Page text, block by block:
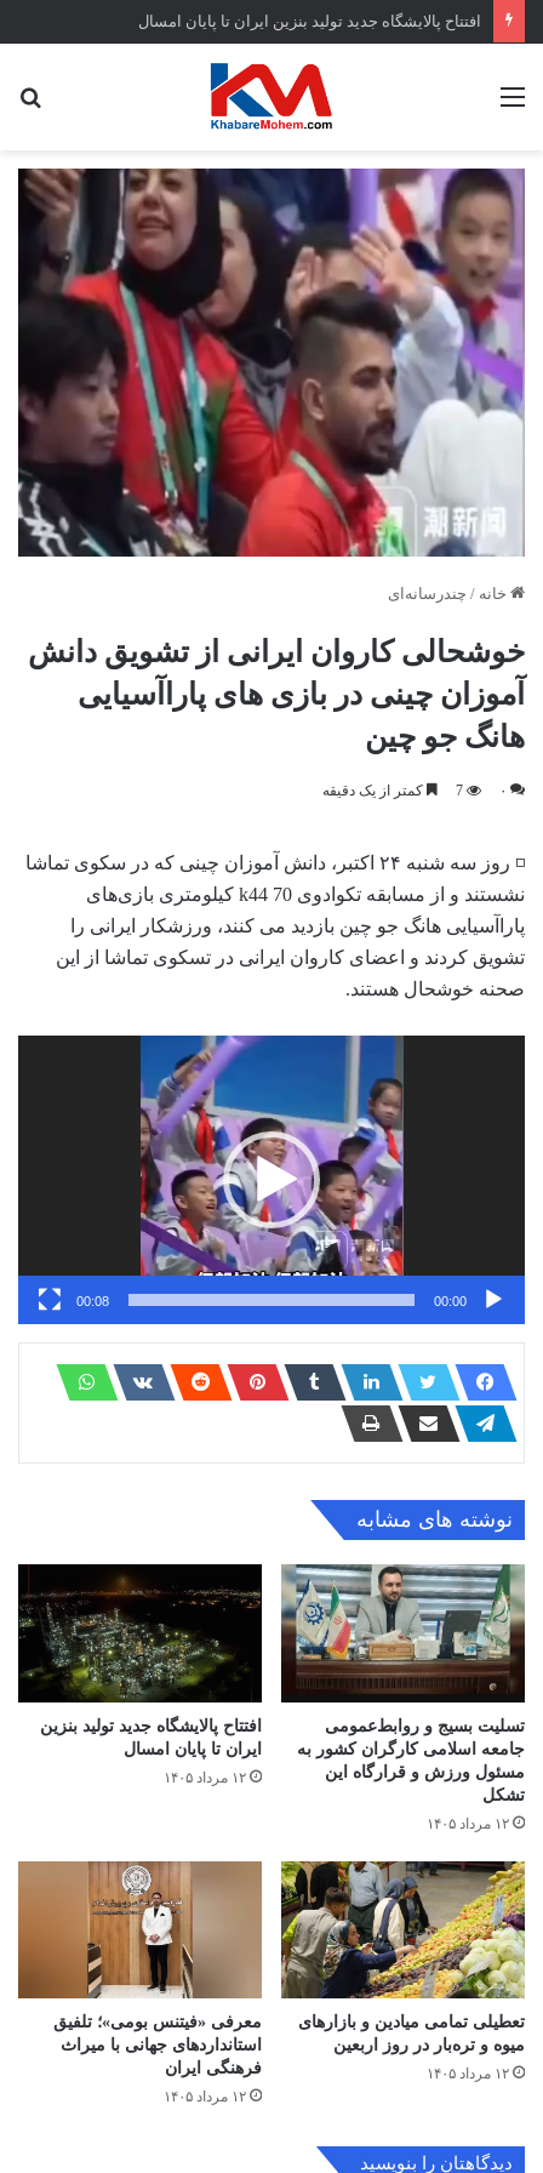
افتتاح ‌پالایشگاه جدید تولید بنزین ایران تا پایان امسال
منو
خانه / چندرسانه‌ای
خوشحالی کاروان ایرانی از تشویق دانش
آموزان چینی در بازی های پاراآسیایی
هانگ جو چین
۰ 7 کمتر از یک دقیقه
◽️ روز سه شنبه ۲۴ اکتبر، دانش آموزان چینی که در سکوی تماشا
نشستند و از مسابقه تکوادوی k44 70 کیلومتری بازی‌های
پاراآسیایی هانگ جو چین بازدید می کنند، ورزشکار ایرانی را
تشویق کردند و اعضای کاروان ایرانی در تسکوی تماشا از این
صحنه خوشحال هستند.
00:00
00:08
نوشته های مشابه
تسلیت بسیج و روابط‌عمومی
جامعه اسلامی کارگران کشور به
مسئول ورزش و قرارگاه این
تشکل
۱۲ مرداد ۱۴۰۵
افتتاح ‌پالایشگاه جدید تولید بنزین
ایران تا پایان امسال
۱۲ مرداد ۱۴۰۵
تعطیلی تمامی میادین و بازارهای
میوه و تره‌بار در روز اربعین
۱۲ مرداد ۱۴۰۵
معرفی «فیتنس بومی»؛ تلفیق
استانداردهای جهانی با میراث
فرهنگی ایران
۱۲ مرداد ۱۴۰۵
دیدگاهتان را بنویسید